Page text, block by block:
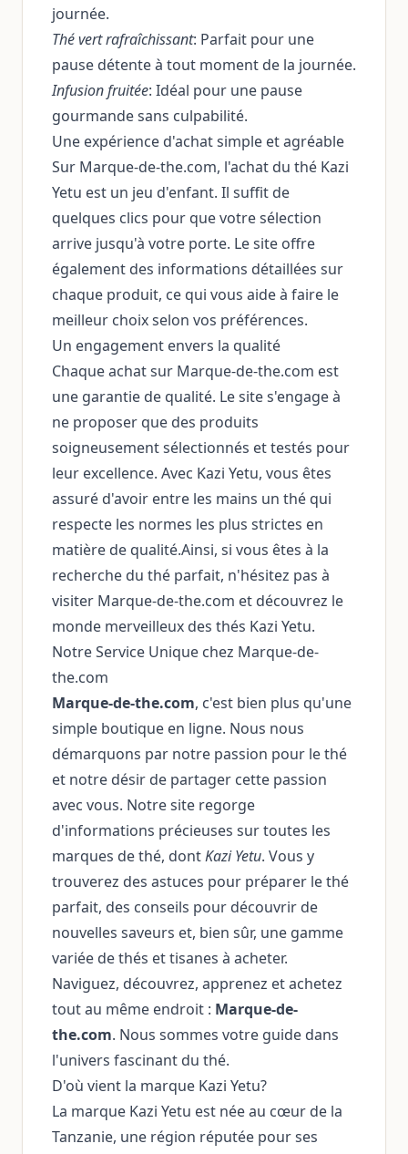
journée.
Thé vert rafraîchissant: Parfait pour une
pause détente à tout moment de la journée.
Infusion fruitée: Idéal pour une pause
gourmande sans culpabilité.
Une expérience d'achat simple et agréable
Sur Marque-de-the.com, l'achat du thé Kazi
Yetu est un jeu d'enfant. Il suffit de
quelques clics pour que votre sélection
arrive jusqu'à votre porte. Le site offre
également des informations détaillées sur
chaque produit, ce qui vous aide à faire le
meilleur choix selon vos préférences.
Un engagement envers la qualité
Chaque achat sur Marque-de-the.com est
une garantie de qualité. Le site s'engage à
ne proposer que des produits
soigneusement sélectionnés et testés pour
leur excellence. Avec Kazi Yetu, vous êtes
assuré d'avoir entre les mains un thé qui
respecte les normes les plus strictes en
matière de qualité.Ainsi, si vous êtes à la
recherche du thé parfait, n'hésitez pas à
visiter Marque-de-the.com et découvrez le
monde merveilleux des thés Kazi Yetu.
Notre Service Unique chez Marque-de-
the.com
Marque-de-the.com, c'est bien plus qu'une
simple boutique en ligne. Nous nous
démarquons par notre passion pour le thé
et notre désir de partager cette passion
avec vous. Notre site regorge
d'informations précieuses sur toutes les
marques de thé, dontKazi Yetu. Vous y
trouverez des astuces pour préparer le thé
parfait, des conseils pour découvrir de
nouvelles saveurs et, bien sûr, une gamme
variée de thés et tisanes à acheter.
Naviguez, découvrez, apprenez et achetez
tout au même endroit : Marque-de-
the.com. Nous sommes votre guide dans
l'univers fascinant du thé.
D'où vient la marque Kazi Yetu?
La marque Kazi Yetu est née au cœur de la
Tanzanie, une région réputée pour ses